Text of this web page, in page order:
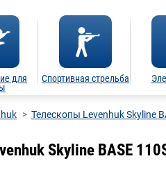
для
Спортивная стрельба
Телескопы Levenhuk Skyline
Skyline BASE